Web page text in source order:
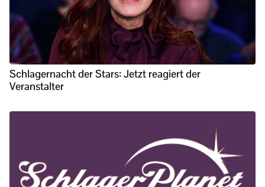
Schlagernacht der Stars: Jetzt reagiert der
Veranstalter